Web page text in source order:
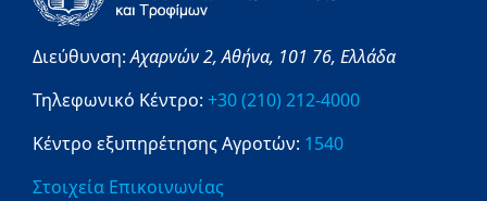
Διεύθυνση:Αχαρνών 2,Αθήνα, 101 76, Ελλάδα
Τηλεφωνικό Κέντρο: +30 (210) 212-4000
Κέντρο εξυπηρέτησης Αγροτών: 1540
Στοιχεία Επικοινωνίας